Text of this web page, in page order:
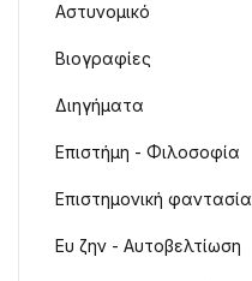
Αστυνομικό
Βιογραφίες
Διηγήματα
Επιστήμη - Φιλοσοφία
Επιστημονική φαντασία
Ευ ζην - Αυτοβελτίωση